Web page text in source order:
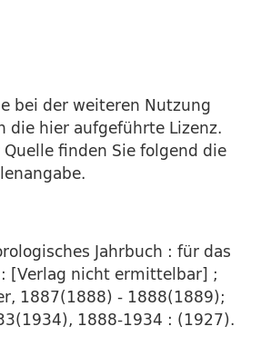
bei der weiteren Nutzung
die hier aufgeführte Lizenz.
finden Sie folgend die
Jahrbuch : für das
[Verlag nicht ermittelbar] ;
1887(1888) - 1888(1889);
1888-1934 : (1927).